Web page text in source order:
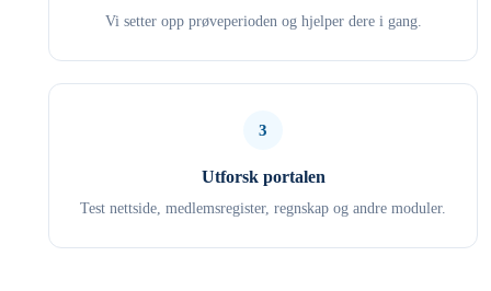
Vi setter opp prøveperioden og hjelper dere i gang.
3
Utforsk portalen
Test nettside, medlemsregister, regnskap og andre moduler.